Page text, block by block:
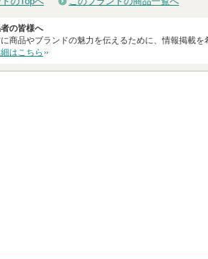
の皆様へ
商品やブランドの魅力を伝えるために、情報掲載
はこちら